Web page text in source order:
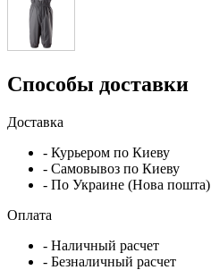
Способы доставки
Доставка
- Курьером по Киеву
- Самовывоз по Киеву
- По Украине (Нова пошта)
Оплата
- Наличный расчет
- Безналичный расчет